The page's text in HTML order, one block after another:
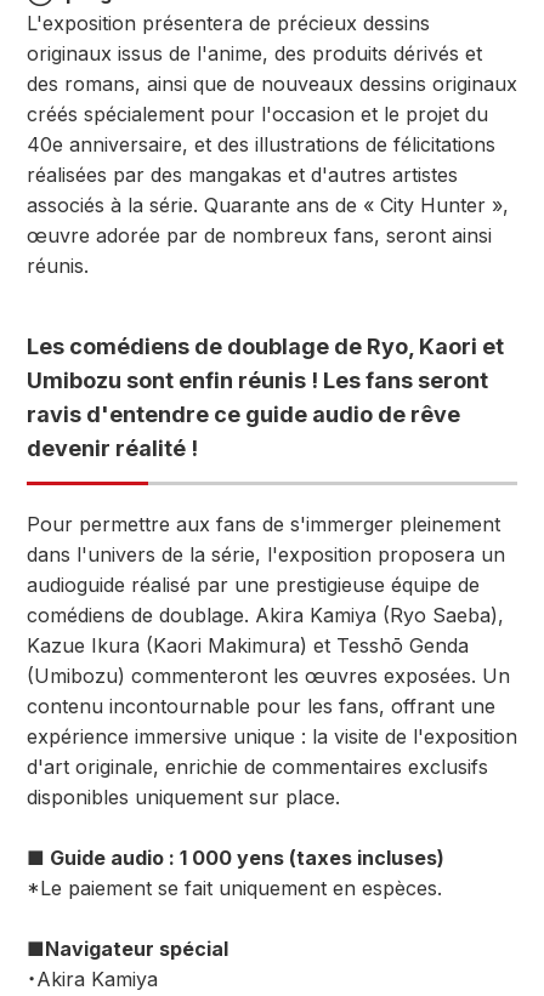
L'exposition présentera de précieux dessins
originaux issus de l'anime, des produits dérivés et
des romans, ainsi que de nouveaux dessins originaux
créés spécialement pour l'occasion et le projet du
40e anniversaire, et des illustrations de félicitations
réalisées par des mangakas et d'autres artistes
associés à la série. Quarante ans de « City Hunter »,
œuvre adorée par de nombreux fans, seront ainsi
réunis.
Les comédiens de doublage de Ryo, Kaori et
Umibozu sont enfin réunis ! Les fans seront
ravis d'entendre ce guide audio de rêve
devenir réalité !
Pour permettre aux fans de s'immerger pleinement
dans l'univers de la série, l'exposition proposera un
audioguide réalisé par une prestigieuse équipe de
comédiens de doublage. Akira Kamiya (Ryo Saeba),
Kazue Ikura (Kaori Makimura) et Tesshō Genda
(Umibozu) commenteront les œuvres exposées. Un
contenu incontournable pour les fans, offrant une
expérience immersive unique : la visite de l'exposition
d'art originale, enrichie de commentaires exclusifs
disponibles uniquement sur place.
■ Guide audio : 1 000 yens (taxes incluses)
*Le paiement se fait uniquement en espèces.
■Navigateur spécial
・Akira Kamiya